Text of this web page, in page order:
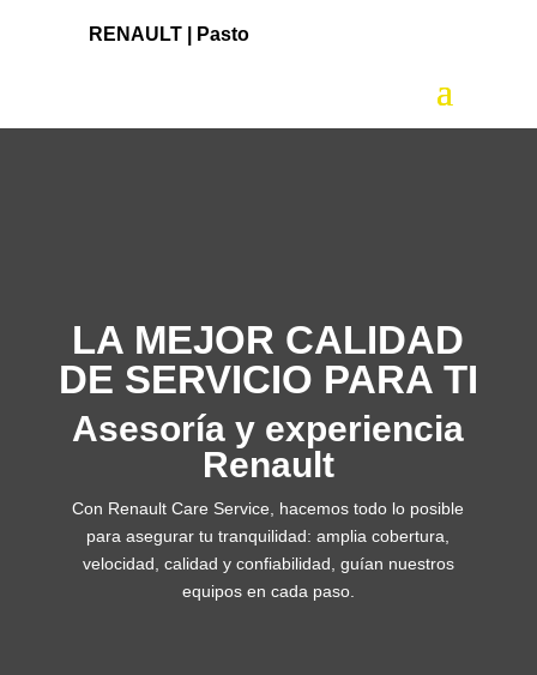
RENAULT | Pasto
LA MEJOR CALIDAD
DE SERVICIO PARA TI
Asesoría y experiencia
Renault
Con Renault Care Service, hacemos todo lo posible
para asegurar tu tranquilidad: amplia cobertura,
velocidad, calidad y confiabilidad, guían nuestros
equipos en cada paso.